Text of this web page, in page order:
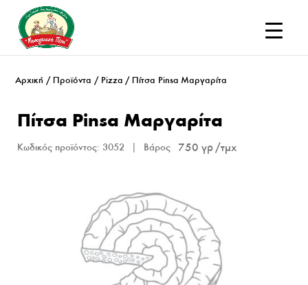
Αρχική /Προϊόντα / Pizza / Πίτσα Pinsa Μαργαρίτα
Πίτσα Pinsa Μαργαρίτα
Κωδικός προϊόντος: 3052 Βάρος 750 γρ